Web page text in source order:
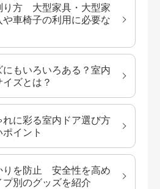
り方 大型家具・大型家
車椅子の利用に必要な
にもいろいろある？室内
イズとは？
に彩る室内ドア選び方
イント
りを防止 安全性を高め
プ別のグッズを紹介